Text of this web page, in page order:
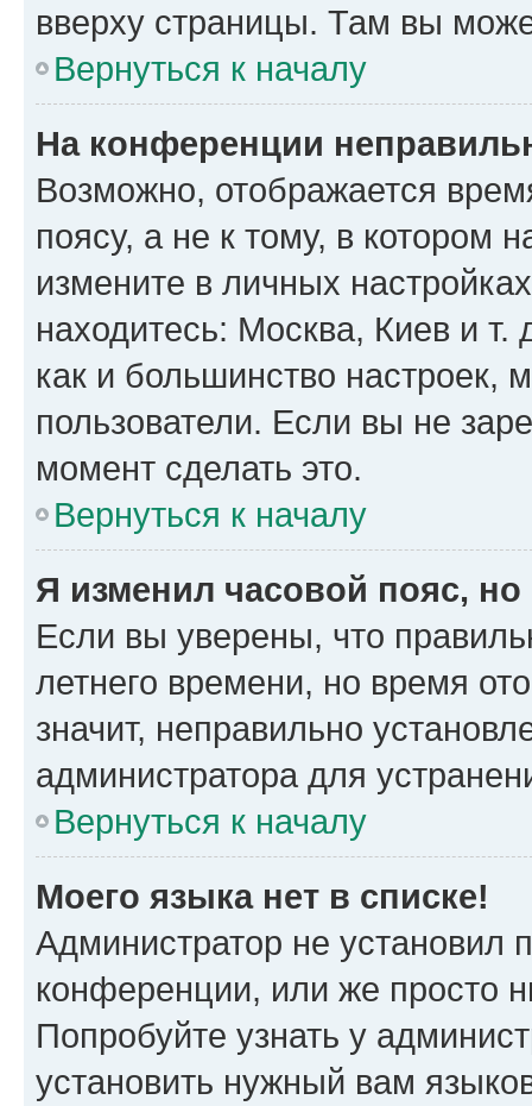
вверху страницы. Там вы
Вернуться к началу
На конференции
Возможно, отображается
поясу, а не к тому, в котором
измените в личных
находитесь: Москва, Киев и т.
как и большинство настроек,
пользователи. Если вы не
момент сделать это.
Вернуться к началу
Я изменил часовой пояс,
Если вы уверены, что
летнего времени, но время
значит, неправильно
администратора для
Вернуться к началу
Моего языка нет в списке!
Администратор не установил
конференции, или же просто
Попробуйте узнать у
установить нужный вам